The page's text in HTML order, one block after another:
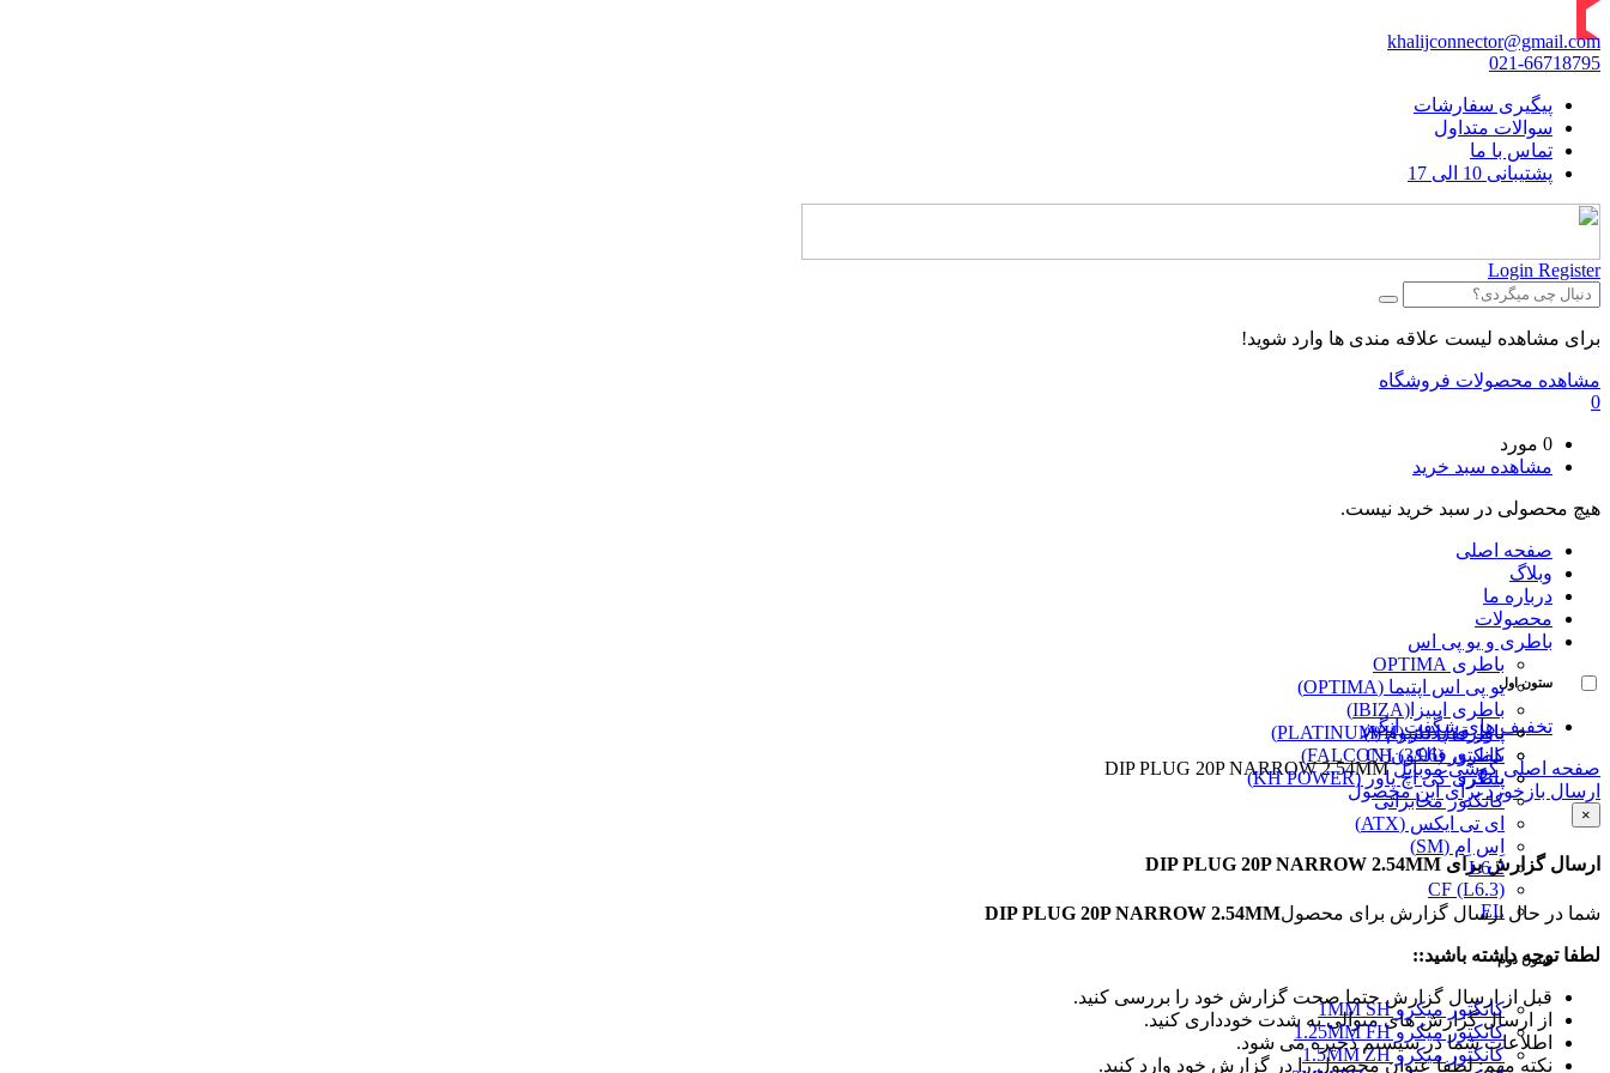
khalijconnector@gmail.com
021-66718795
پیگیری سفارشات
سوالات متداول
تماس با ما
پشتیبانی 10 الی 17
Login Register
برای مشاهده لیست علاقه مندی ها وارد شوید!
مشاهده محصولات فروشگاه
0
0 مورد
مشاهده سبد خرید
هیچ محصولی در سبد خرید نیست.
صفحه اصلی
وبلاگ
درباره ما
محصولات
ستون اول
پاور قفل دار (VH)
کانکتور (3/96) CH
پینگرد
کانکتور مخابراتی
ای تی ایکس (ATX)
اِس اِم (SM)
L6.2
CF (L6.3)
EL
ستون دوم
کانکتور میکرو 1MM SH
کانکتور میکرو 1.25MM FH
کانکتور میکرو 1.5MM ZH
باطری و یو پی اس
باطری OPTIMA
یو پی اس اپتیما (OPTIMA)
باطری ایبیزا(IBIZA)
باطری پلاتینیوم (PLATINUM)
باطری فالکون(FALCON)
باطری کی اچ پاور (KH POWER)
تخفیف های شگفت انگیز
صفحه اصلی گوشی موبایل DIP PLUG 20P NARROW 2.54MM
ارسال بازخورد برای این محصول
×
ارسال گزارش برای DIP PLUG 20P NARROW 2.54MM
شما در حال ارسال گزارش برای محصولDIP PLUG 20P NARROW 2.54MM
لطفا توجه داشته باشید::
قبل از ارسال گزارش حتما صحت گزارش خود را بررسی کنید.
از ارسال گزارش های متوالی به شدت خودداری کنید.
اطلاعات شما در سیستم ذخیره می شود.
نکته مهم: لطفا عنوان محصول را در گزارش خود وارد کنید.